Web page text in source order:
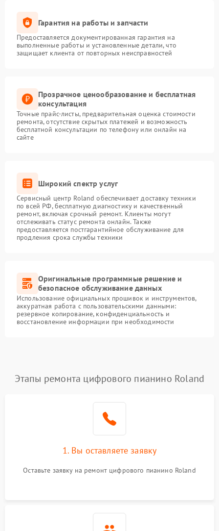
Гарантия на работы и запчасти
Предоставляется документированная гарантия на
выполненные работы и установленные детали, что
защищает клиента от повторных неисправностей
Прозрачное ценообразование и бесплатная
консультация
Точные прайс-листы, предварительная оценка стоимости
ремонта, отсутствие скрытых платежей и возможность
бесплатной консультации по телефону или онлайн на
сайте
Широкий спектр услуг
Сервисный центр Roland обеспечивает доставку техники
по всей РФ, бесплатную диагностику и качественный
ремонт, включая срочный ремонт. Клиенты могут
отслеживать статус ремонта онлайн. Также
предоставляется постгарантийное обслуживание для
продления срока службы техники
Оригинальные программные решение и
безопасное обслуживание данных
Использование официальных прошивок и инструментов,
аккуратная работа с пользовательскими данными:
резервное копирование, конфиденциальность и
восстановление информации при необходимости
Этапы ремонта цифрового пианино Roland
1. Вы оставляете заявку
Оставьте заявку на ремонт цифрового пианино Roland